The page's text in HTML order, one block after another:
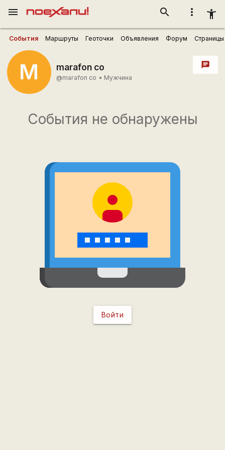
more_vert accessibility_new
search
menu
События Маршруты Геоточки Объявления Форум Страницы
M marafon co
@marafon co • Мужчина
chat
События не обнаружены
Войти